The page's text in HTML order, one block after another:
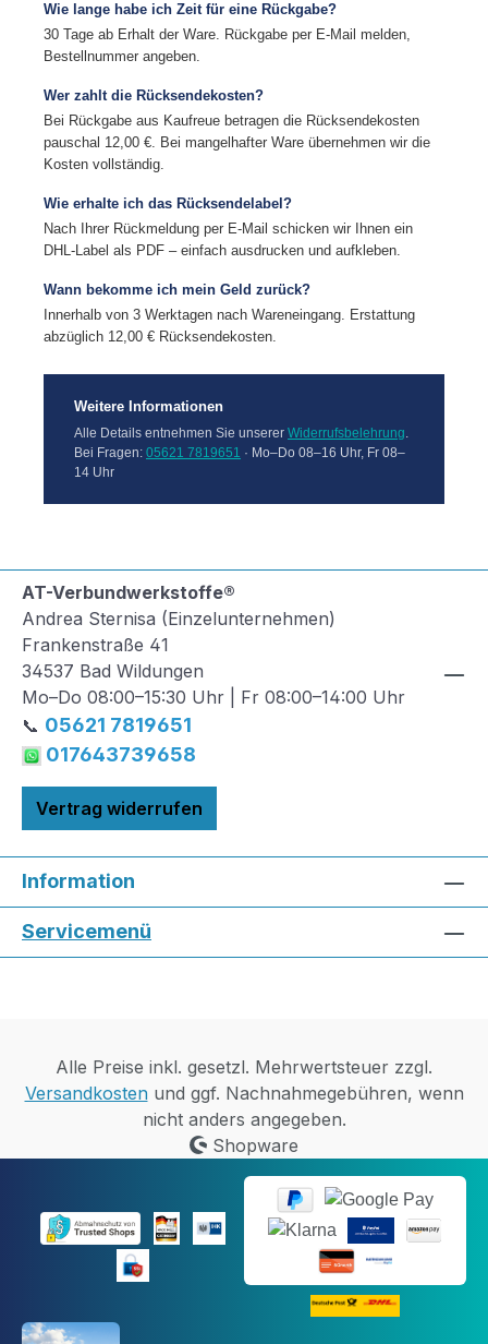
Wie lange habe ich Zeit für eine Rückgabe?
30 Tage ab Erhalt der Ware. Rückgabe per E-Mail melden,
Bestellnummer angeben.
Wer zahlt die Rücksendekosten?
Bei Rückgabe aus Kaufreue betragen die Rücksendekosten
pauschal 12,00 €. Bei mangelhafter Ware übernehmen wir die
Kosten vollständig.
Wie erhalte ich das Rücksendelabel?
Nach Ihrer Rückmeldung per E-Mail schicken wir Ihnen ein
DHL-Label als PDF – einfach ausdrucken und aufkleben.
Wann bekomme ich mein Geld zurück?
Innerhalb von 3 Werktagen nach Wareneingang. Erstattung
abzüglich 12,00 € Rücksendekosten.
Weitere Informationen
Alle Details entnehmen Sie unserer Widerrufsbelehrung.
Bei Fragen: 05621 7819651 · Mo–Do 08–16 Uhr, Fr 08–
14 Uhr
AT-Verbundwerkstoffe®
Andrea Sternisa (Einzelunternehmen)
Frankenstraße 41
34537 Bad Wildungen
Mo–Do 08:00–15:30 Uhr | Fr 08:00–14:00 Uhr
📞 05621 7819651
017643739658
Vertrag widerrufen
Information
Servicemenü
Alle Preise inkl. gesetzl. Mehrwertsteuer zzgl.
Versandkostenund ggf. Nachnahmegebühren, wenn
nicht anders angegeben.
Shopware